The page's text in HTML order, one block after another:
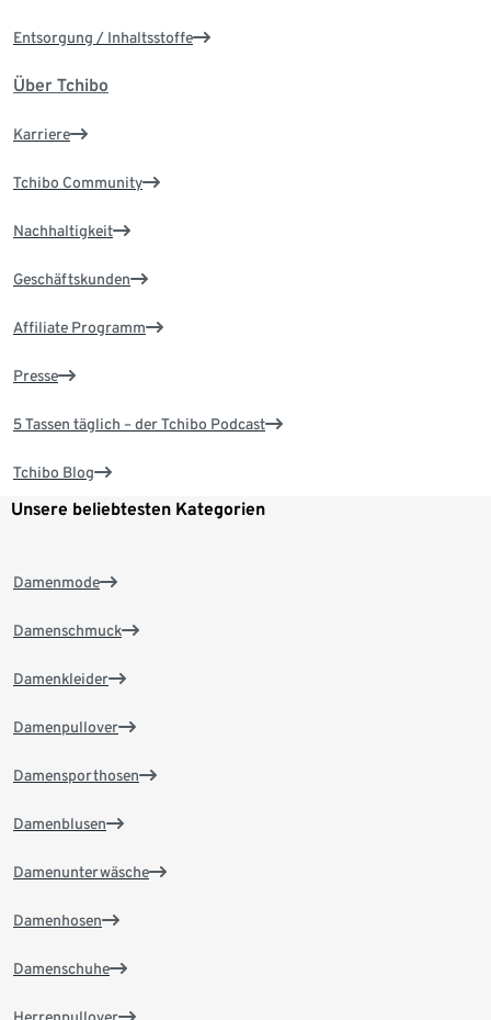
Entsorgung / Inhaltsstoffe
Über Tchibo
Karriere
Tchibo Community
Nachhaltigkeit
Geschäftskunden
Affiliate Programm
Presse
5 Tassen täglich – der Tchibo Podcast
Tchibo Blog
Unsere beliebtesten Kategorien
Damenmode
Damenschmuck
Damenkleider
Damenpullover
Damensporthosen
Damenblusen
Damenunterwäsche
Damenhosen
Damenschuhe